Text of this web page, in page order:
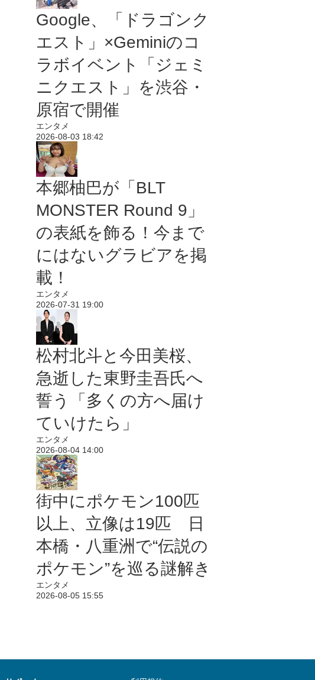
Google、「ドラゴンク
エスト」×Geminiのコ
ラボイベント「ジェミ
ニクエスト」を渋谷・
原宿で開催
エンタメ
2026-08-03 18:42
本郷柚巴が「BLT
MONSTER Round 9」
の表紙を飾る！今まで
にはないグラビアを掲
載！
エンタメ
2026-07-31 19:00
松村北斗と今田美桜、
急逝した東野圭吾氏へ
誓う「多くの方へ届け
ていけたら」
エンタメ
2026-08-04 14:00
街中にポケモン100匹
以上、立像は19匹 日
本橋・八重洲で“伝説の
ポケモン”を巡る謎解き
エンタメ
2026-08-05 15:55